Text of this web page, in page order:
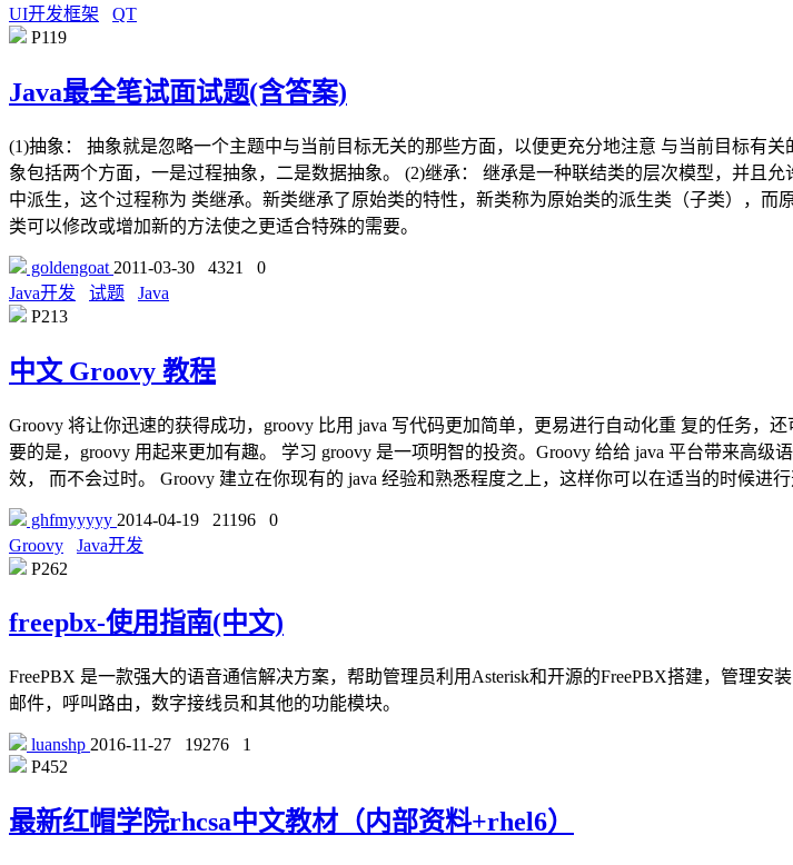
UI开发框架
QT
P119
Java最全笔试面试题(含答案)
(1)抽象： 抽象就是忽略一个主题中与当前目标无关的那些方面，以便更充分地注意 与当前目标有
象包括两个方面，一是过程抽象，二是数据抽象。 (2)继承： 继承是一种联结类的层次模型，并且
中派生，这个过程称为 类继承。新类继承了原始类的特性，新类称为原始类的派生类（子类），
类可以修改或增加新的方法使之更适合特殊的需要。
goldengoat 2011-03-30 4321
0
Java开发
试题
Java
P213
中文 Groovy 教程
Groovy 将让你迅速的获得成功，groovy 比用 java 写代码更加简单，更易进行自动化重 复的任务
要的是，groovy 用起来更加有趣。 学习 groovy 是一项明智的投资。Groovy 给给 java 平台带来高
效， 而不会过时。 Groovy 建立在你现有的 java 经验和熟悉程度之上，这样你可以在适当的时候进行
ghfmyyyyy 2014-04-19 21196
0
Groovy
Java开发
P262
freepbx-使用指南(中文)
FreePBX 是一款强大的语音通信解决方案，帮助管理员利用Asterisk和开源的FreePBX搭建，管理
邮件，呼叫路由，数字接线员和其他的功能模块。
luanshp 2016-11-27 19276
1
P452
最新红帽学院rhcsa中文教材（内部资料+rhel6）